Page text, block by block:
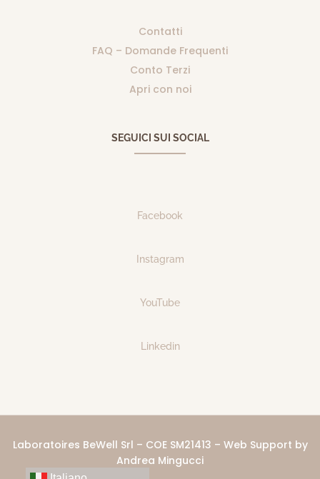
Contatti
FAQ – Domande Frequenti
Conto Terzi
Apri con noi
SEGUICI SUI SOCIAL
Facebook
Instagram
YouTube
Linkedin
Laboratoires BeWell Srl – COE SM21413 – Web Support by
Andrea Mingucci